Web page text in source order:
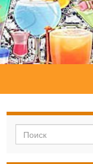
Search for: